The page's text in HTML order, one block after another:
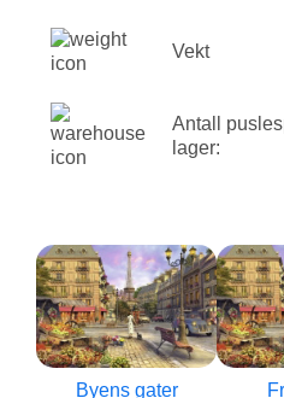
Vekt
Antall
lager:
Byens gater